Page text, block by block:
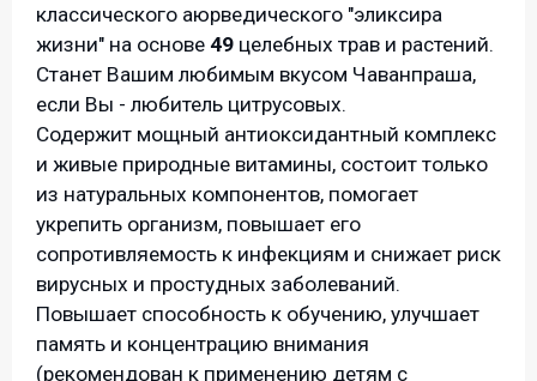
классического аюрведического "эликсира
жизни" на основе 49 целебных трав и растений.
Станет Вашим любимым вкусом Чаванпраша,
если Вы - любитель цитрусовых.
Содержит мощный антиоксидантный комплекс
и живые природные витамины, состоит только
из натуральных компонентов, помогает
укрепить организм, повышает его
сопротивляемость к инфекциям и снижает риск
вирусных и простудных заболеваний.
Повышает способность к обучению, улучшает
память и концентрацию внимания
(рекомендован к применению детям с